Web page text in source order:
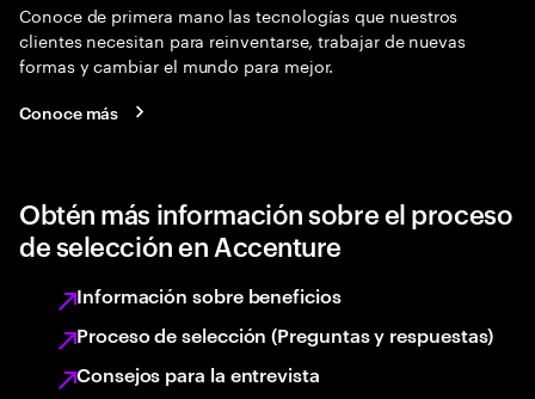
Conoce de primera mano las tecnologías que nuestros
clientes necesitan para reinventarse, trabajar de nuevas
formas y cambiar el mundo para mejor.
Conoce más
Obtén más información sobre el proceso
de selección en Accenture
Información sobre beneficios
Proceso de selección (Preguntas y respuestas)
Consejos para la entrevista